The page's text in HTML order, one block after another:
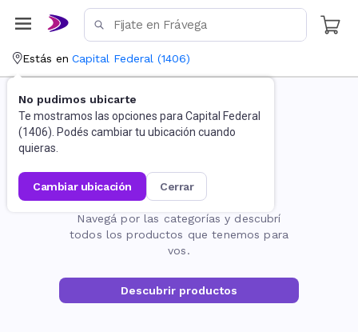
Estás en Capital Federal (1406)
No pudimos ubicarte
Te mostramos las opciones para Capital Federal
(1406). Podés cambiar tu ubicación cuando
quieras.
cambiar ubicación cerrar
La página no existe
Navegá por las categorías y descubrí
todos los productos que tenemos para
vos.
Descubrir productos